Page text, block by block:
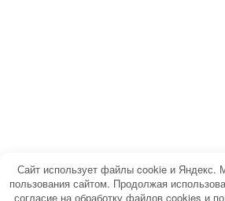
Сайт использует файлы cookie и Яндекс.
пользования сайтом. Продолжая
согласие на обработку файлов cookies и